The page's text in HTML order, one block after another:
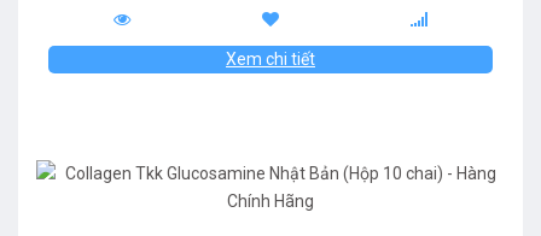
Xem chi tiết